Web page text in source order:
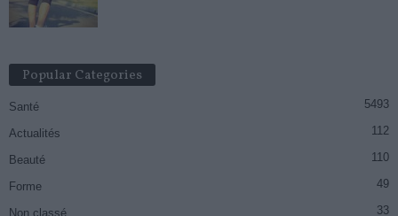
Popular Categories
Santé 5493
Actualités 112
Beauté 110
Forme 49
Non classé 33